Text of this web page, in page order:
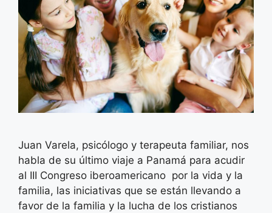
Juan Varela, psicólogo y terapeuta familiar, nos
habla de su último viaje a Panamá para acudir
al III Congreso iberoamericano por la vida y la
familia, las iniciativas que se están llevando a
favor de la familia y la lucha de los cristianos